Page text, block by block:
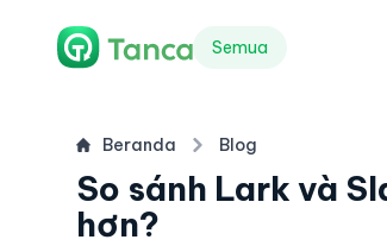
Semua
Beranda Blog
So sánh Lark và
hơn?